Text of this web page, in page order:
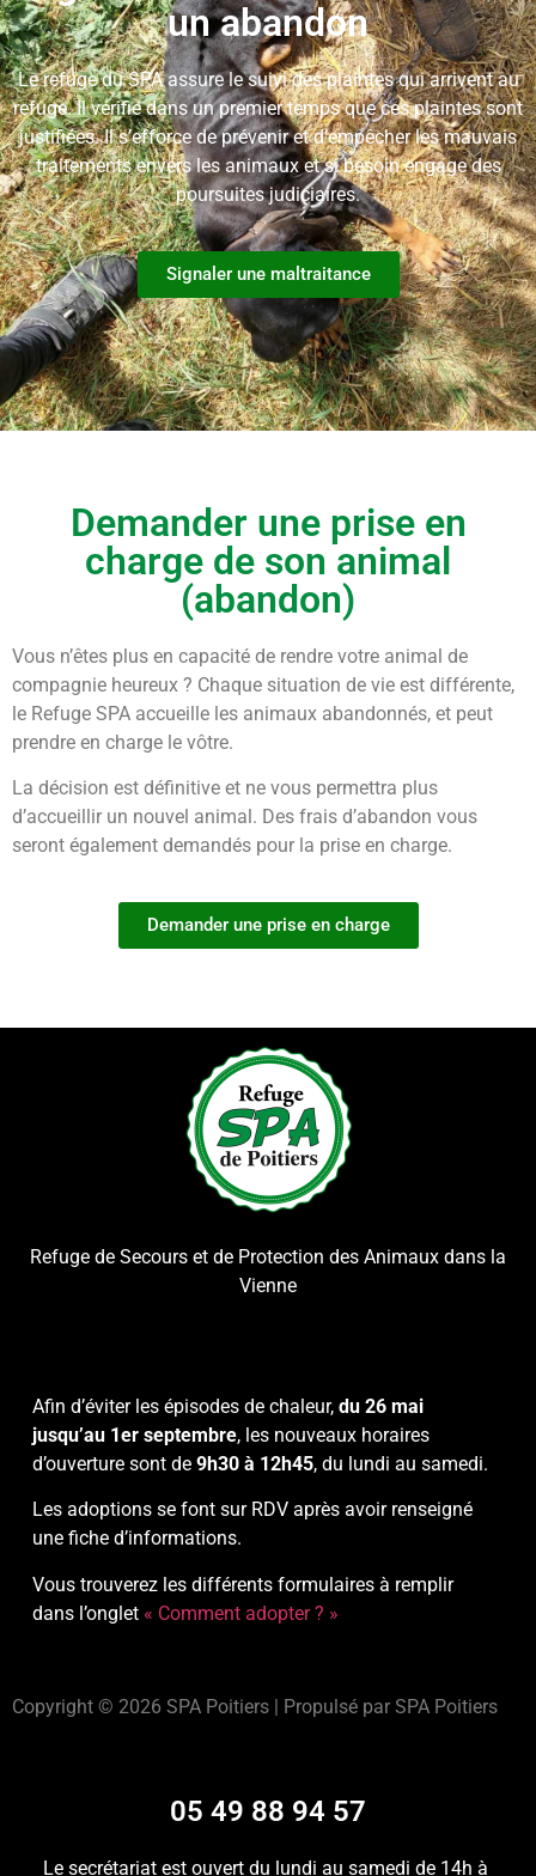
un abandon
Le refuge du SPA assure le suivi des plaintes qui arrivent au
refuge. Il vérifie dans un premier temps que ces plaintes sont
justifiées. Il s’efforce de prévenir et d’empêcher les mauvais
traitements envers les animaux et si besoin engage des
poursuites judiciaires.
Signaler une maltraitance
Demander une prise en
charge de son animal
(abandon)
Vous n’êtes plus en capacité de rendre votre animal de
compagnie heureux ? Chaque situation de vie est différente,
le Refuge SPA accueille les animaux abandonnés, et peut
prendre en charge le vôtre.
La décision est définitive et ne vous permettra plus
d’accueillir un nouvel animal. Des frais d’abandon vous
seront également demandés pour la prise en charge.
Demander une prise en charge
Refuge de Secours et de Protection des Animaux dans la
Vienne
Afin d’éviter les épisodes de chaleur,du 26 mai
jusqu’au 1er septembre, les nouveaux horaires
d’ouverture sont de9h30 à 12h45, du lundi au samedi.
Les adoptions se font sur RDV après avoir renseigné
une fiche d’informations.
Vous trouverez les différents formulaires à remplir
dans l’onglet « Comment adopter ? »
Copyright © 2026 SPA Poitiers | Propulsé par SPA Poitiers
05 49 88 94 57
Le secrétariat est ouvert du lundi au samedi de 14h à